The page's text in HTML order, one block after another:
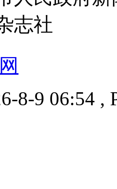
志社
8-9 06:54 ,